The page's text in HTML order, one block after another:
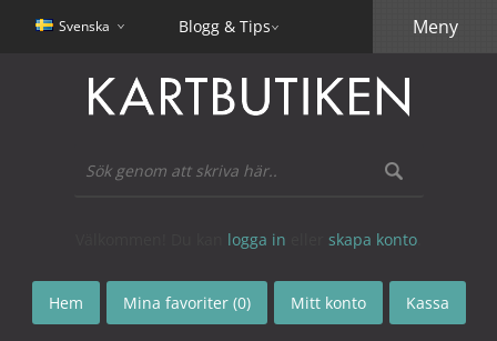
Svenska Blogg & Tips
logga in skapa konto
Hem Mina favoriter (0) Mitt konto Kassa
Meny